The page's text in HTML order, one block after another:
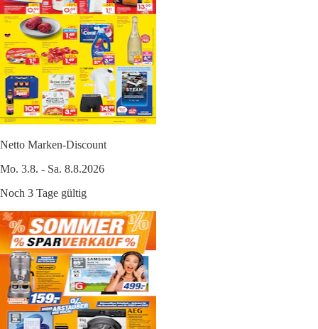
Netto Marken-Discount
Mo. 3.8. - Sa. 8.8.2026
Noch 3 Tage gültig